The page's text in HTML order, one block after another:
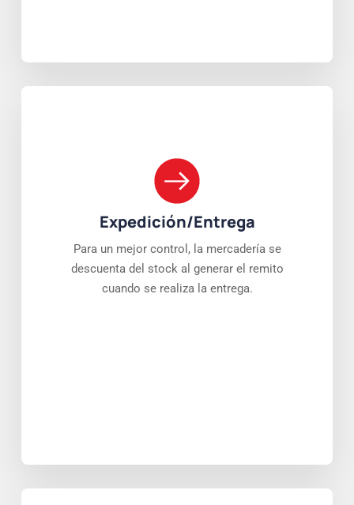
Expedición/Entrega
Para un mejor control, la mercadería se
descuenta del stock al generar el remito
cuando se realiza la entrega.